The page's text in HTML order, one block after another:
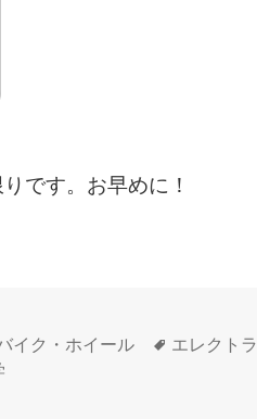
です。お早めに！
イク・ホイール
タ
エレクトラ